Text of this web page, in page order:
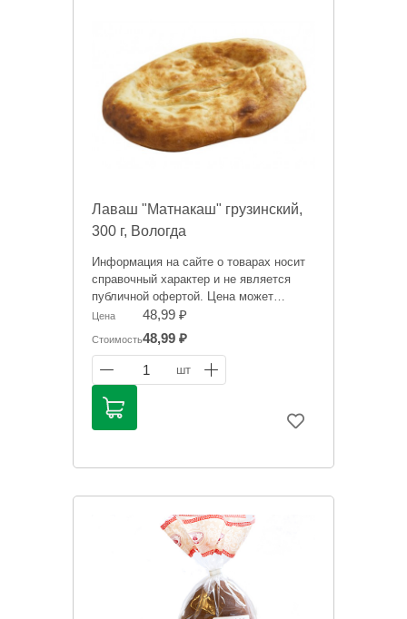
Лаваш "Матнакаш" грузинский,
300 г, Вологда
Информация на сайте о товарах носит
справочный характер и не является
публичной офертой. Цена может
меняться.
Цена 48,99 ₽
Стоимость48,99 ₽
1 шт